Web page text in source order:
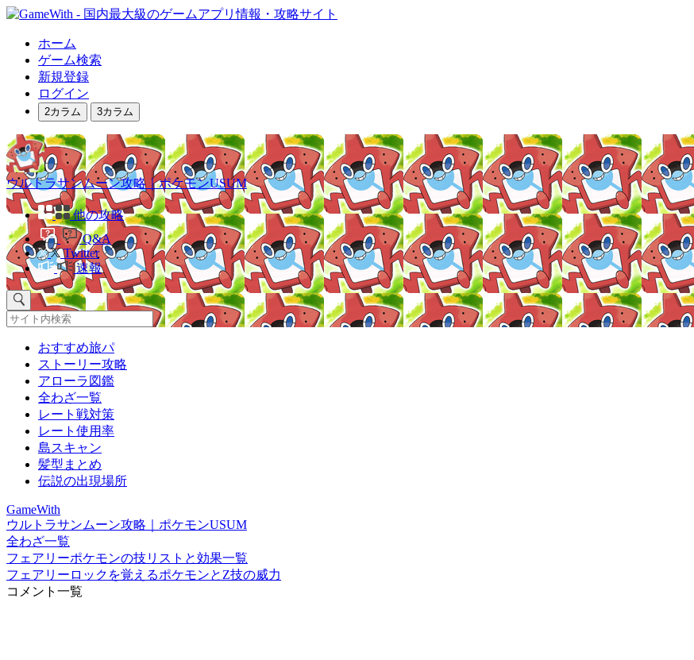
ホーム
ゲーム検索
新規登録
ログイン
2カラム 3カラム
ウルトラサンムーン攻略｜ポケモンUSUM
他の攻略
Q&A
Twitter
速報
おすすめ旅パ
ストーリー攻略
アローラ図鑑
全わざ一覧
レート戦対策
レート使用率
島スキャン
髪型まとめ
伝説の出現場所
GameWith
ウルトラサンムーン攻略｜ポケモンUSUM
全わざ一覧
フェアリーポケモンの技リストと効果一覧
フェアリーロックを覚えるポケモンとZ技の威力
コメント一覧